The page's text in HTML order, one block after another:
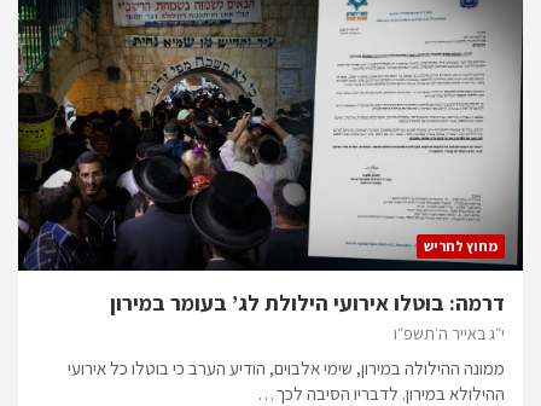
מחוץ לחריש
דרמה: בוטלו אירועי הילולת לג’ בעומר במירון
י״ג באייר ה׳תשפ״ו
ממונה ההילולה במירון, שימי אלבוים, הודיע הערב כי בוטלו כל אירועי
ההילולא במירון. לדבריו הסיבה לכך…